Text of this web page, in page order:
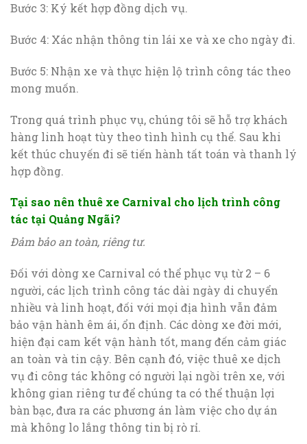
Bước 3: Ký kết hợp đồng dịch vụ.
Bước 4: Xác nhận thông tin lái xe và xe cho ngày đi.
Bước 5: Nhận xe và thực hiện lộ trình công tác theo
mong muốn.
Trong quá trình phục vụ, chúng tôi sẽ hỗ trợ khách
hàng linh hoạt tùy theo tình hình cụ thể. Sau khi
kết thúc chuyến đi sẽ tiến hành tất toán và thanh lý
hợp đồng.
Tại sao nên thuê xe Carnival cho lịch trình công
tác tại Quảng Ngãi?
Đảm bảo an toàn, riêng tư.
Đối với dòng xe Carnival có thể phục vụ từ 2 – 6
người, các lịch trình công tác dài ngày di chuyển
nhiều và linh hoạt, đối với mọi địa hình vẫn đảm
bảo vận hành êm ái, ổn định. Các dòng xe đời mới,
hiện đại cam kết vận hành tốt, mang đến cảm giác
an toàn và tin cậy. Bên cạnh đó, việc thuê xe dịch
vụ đi công tác không có người lại ngồi trên xe, với
không gian riêng tư để chúng ta có thể thuận lợi
bàn bạc, đưa ra các phương án làm việc cho dự án
mà không lo lắng thông tin bị rò rỉ.